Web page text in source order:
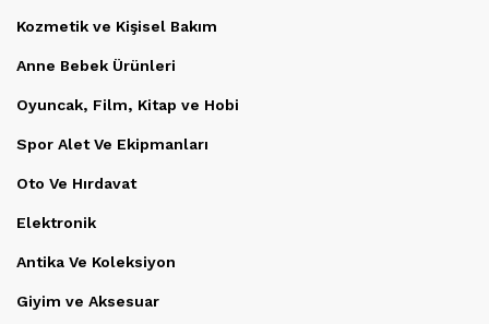
Kozmetik ve Kişisel Bakım
Anne Bebek Ürünleri
Oyuncak, Film, Kitap ve Hobi
Spor Alet Ve Ekipmanları
Oto Ve Hırdavat
Elektronik
Antika Ve Koleksiyon
Giyim ve Aksesuar